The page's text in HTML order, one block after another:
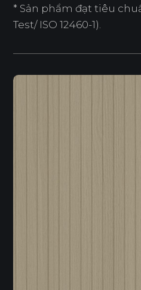
* Sản phẩm đạt tiêu
Test/ ISO 12460-1).